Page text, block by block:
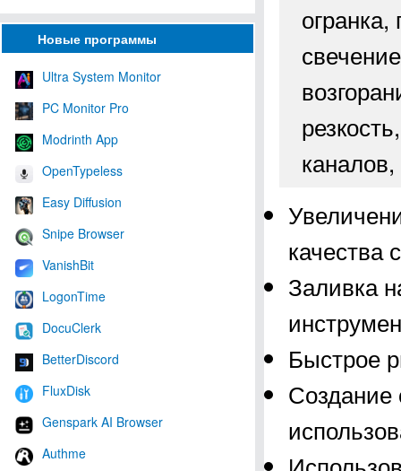
Новые программы
Ultra System Monitor
PC Monitor Pro
Modrinth App
OpenTypeless
Easy Diffusion
Snipe Browser
VanishBit
LogonTime
DocuClerk
BetterDiscord
FluxDisk
Genspark AI Browser
Authme
качества
Заливка
Быстрое
Создание